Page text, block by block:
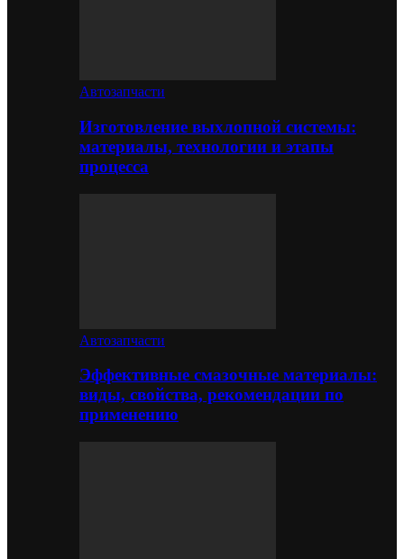
Автозапчасти
Изготовление выхлопной системы:
материалы, технологии и этапы
процесса
Автозапчасти
Эффективные смазочные материалы:
виды, свойства, рекомендации по
применению